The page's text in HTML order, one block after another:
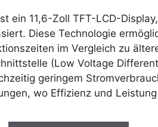
ein 11,6-Zoll TFT-LCD-
Diese Technologie
im Vergleich zu
(Low Voltage
geringem
wo Effizienz und